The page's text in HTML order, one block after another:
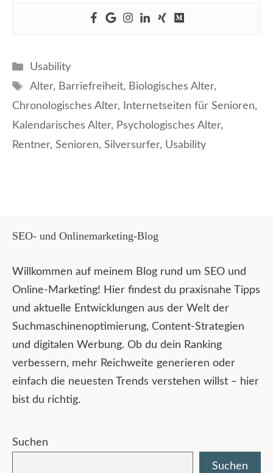
Kategorien
Usability
Schlagwörter
Alter, Barriefreiheit, Biologisches Alter,
Chronologisches Alter, Internetseiten für Senioren,
Kalendarisches Alter, Psychologisches Alter,
Rentner, Senioren, Silversurfer, Usability
SEO- und Onlinemarketing-Blog
Willkommen auf meinem Blog rund um SEO und
Online-Marketing! Hier findest du praxisnahe Tipps
und aktuelle Entwicklungen aus der Welt der
Suchmaschinenoptimierung, Content-Strategien
und digitalen Werbung. Ob du dein Ranking
verbessern, mehr Reichweite generieren oder
einfach die neuesten Trends verstehen willst – hier
bist du richtig.
Suchen
Suchen